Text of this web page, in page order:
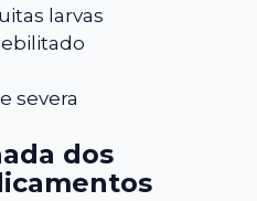
larvas
severa
dos